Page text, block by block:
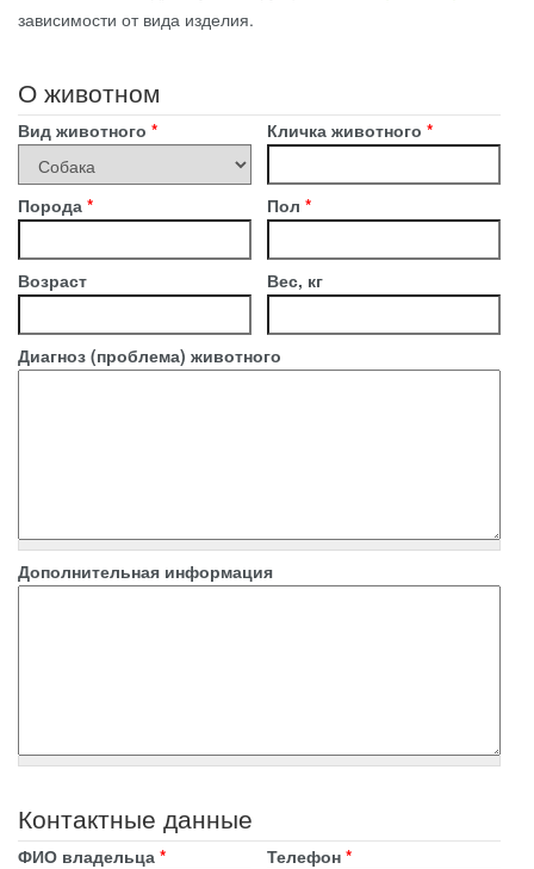
зависимости от вида изделия.
О животном
Вид животного * Кличка животного *
Порода * Пол *
Возраст Вес, кг
Диагноз (проблема) животного
Дополнительная информация
Контактные данные
ФИО владельца * Телефон *